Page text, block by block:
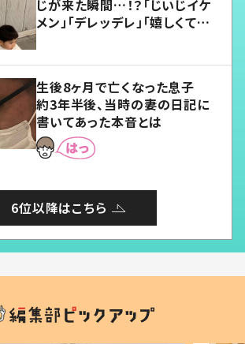
じが来た瞬間…！？「じいじイケ
メン」「デレッデレ」「嬉しくて可
生後8ヶ月で亡くなった息子
約3年半後、当時の妻の日記に
書いてあった本音とは
6位以降はこちら